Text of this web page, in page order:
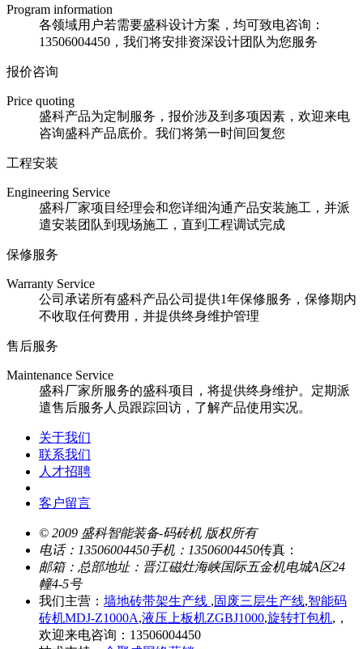
Program information
各领域用户若需要盛科设计方案，均可致电咨询：
13506004450，我们将安排资深设计团队为您服务
报价咨询
Price quoting
盛科产品为定制服务，报价涉及到多项因素，欢迎来电
咨询盛科产品底价。我们将第一时间回复您
工程安装
Engineering Service
盛科厂家项目经理会和您详细沟通产品安装施工，并派
遣安装团队到现场施工，直到工程调试完成
保修服务
Warranty Service
公司承诺所有盛科产品公司提供1年保修服务，保修期内
不收取任何费用，并提供终身维护管理
售后服务
Maintenance Service
盛科厂家所服务的盛科项目，将提供终身维护。定期派
遣售后服务人员跟踪回访，了解产品使用实况。
关于我们
联系我们
人才招聘
客户留言
© 2009 盛科智能装备-码砖机 版权所有
电话：13506004450手机：13506004450传真：
邮箱： 总部地址：晋江磁灶海峡国际五金机电城A区24
幢4-5号
我们主营： 墙地砖带架生产线 ,固废三层生产线,智能码
砖机MDJ-Z1000A,液压上板机ZGBJ1000,旋转打包机,，
欢迎来电咨询：13506004450